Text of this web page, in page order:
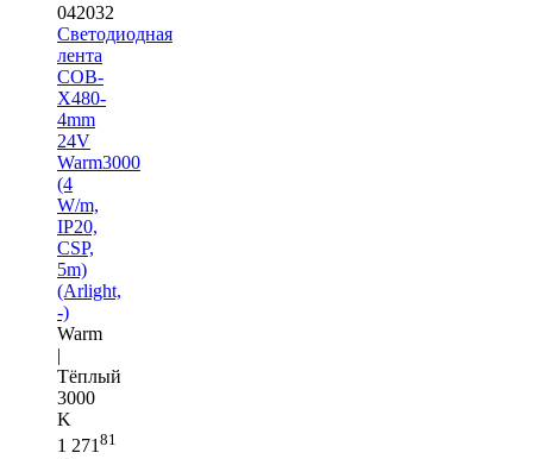
042032
Светодиодная
лента
COB-
X480-
4mm
24V
Warm3000
(4
W/m,
IP20,
CSP,
5m)
(Arlight,
-)
Warm
|
Тёплый
3000
K
1 271 81